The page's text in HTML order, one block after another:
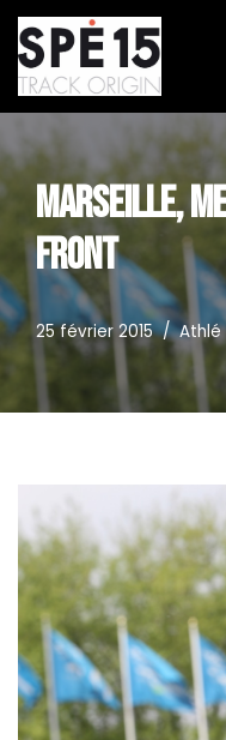
Aller
au
MARSEILLE,
FRONT
25 février 2015 Athlé